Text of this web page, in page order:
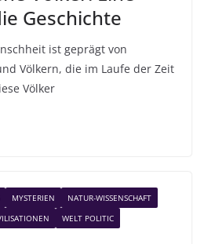
Geschichte
ist geprägt von
Völkern, die im Laufe der Zeit
Völker
MYSTERIEN
NATUR-WISSENSCHAFT
WELT POLITIC